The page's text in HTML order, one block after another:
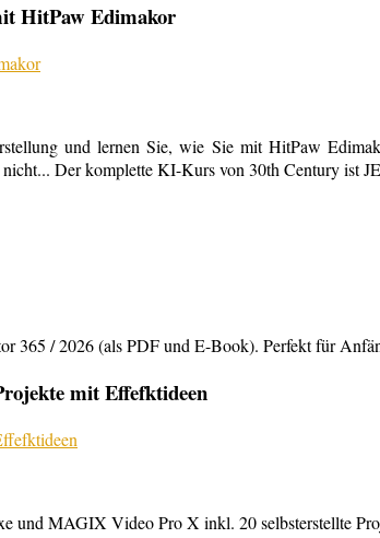
HitPaw Edimakor
und lernen Sie, wie Sie mit HitPaw
Der komplette KI-Kurs von 30th Century ist
/ 2026 (als PDF und E-Book). Perfekt für
mit Effefktideen
und MAGIX Video Pro X inkl. 20 selbsterstellte